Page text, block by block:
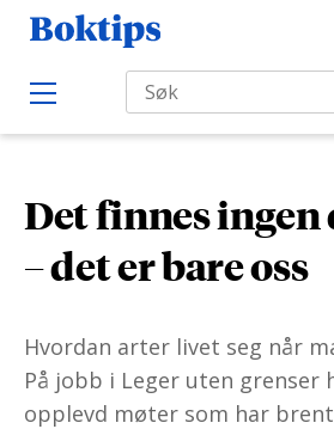
B
o
k
t
p
s
O
p
e
e
e
c
h
f
r
:
Det finnes ingen
– det er bare oss
Hvordan arter livet seg når
På jobb i Leger uten grenser
opplevd møter som har